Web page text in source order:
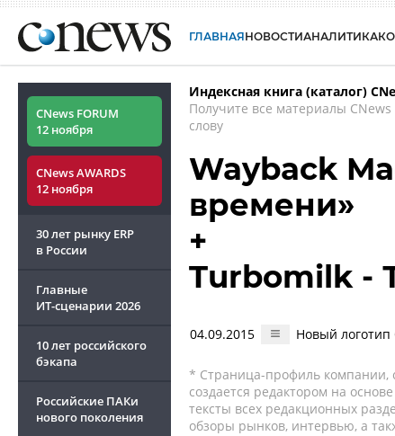
ГЛАВНАЯНОВОСТИАНАЛИТИКА
CNews FORUM
12 ноября
CNews AWARDS
12 ноября
30 лет рынку ERP
в России
Главные
ИТ-сценарии 2026
10 лет российского
бэкапа
Российские ПАКи
нового поколения
Индексная книга (каталог)
Получите все материалы
слову
Wayback
времени»
+
Turbomilk -
04.09.2015 Новый логотип
* Страница-профиль компании,
создается редактором на
тексты всех редакционных
обзоры рынков, интервью, а